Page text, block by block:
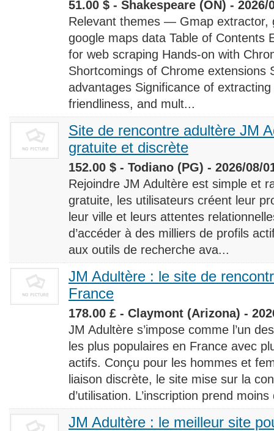
51.00 $ - Shakespeare (ON) - 2026/
Relevant themes — Gmap extractor,
google maps data Table of Contents
for web scraping Hands-on with
Shortcomings of Chrome extensions
advantages Significance of
friendliness, and mult...
Site de rencontre adultère JM
gratuite et discrète
152.00 $ - Todiano (PG) - 2026/08/
Rejoindre JM Adultère est simple et
gratuite, les utilisateurs créent leur
leur ville et leurs attentes
d’accéder à des milliers de profils
aux outils de recherche ava...
JM Adultère : le site de
France
178.00 £ - Claymont (Arizona) -
JM Adultère s’impose comme l’un
les plus populaires en France avec
actifs. Conçu pour les hommes et
liaison discrète, le site mise sur la
d’utilisation. L’inscription prend
JM Adultère : le meilleur site